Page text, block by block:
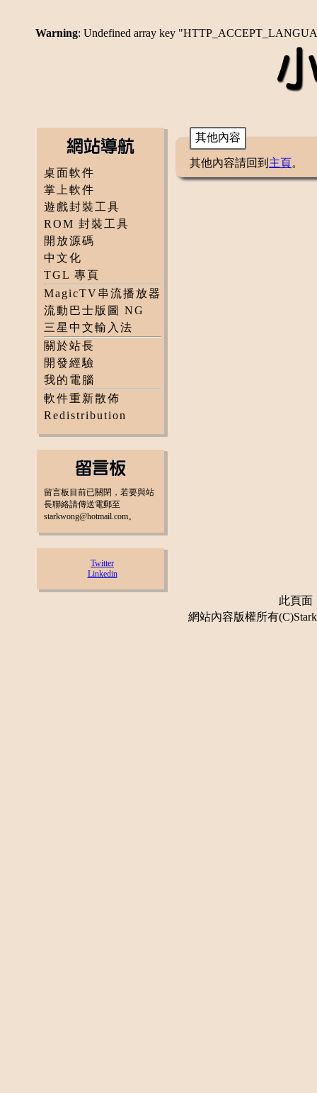
Warning: Undefined array key
桌面軟件
掌上軟件
遊戲封裝工具
ROM 封裝工具
開放源碼
中文化
TGL 專頁
MagicTV串流播放器
流動巴士版圖 NG
三星中文輸入法
關於站長
開發經驗
我的電腦
軟件重新散佈
Redistribution
留言板目前已關閉，若要與站
長聯絡請傳送電郵至
starkwong@hotmail.com。
Twitter
Linkedin
其他內容
其他內容請回到 主頁。
此頁面
網站內容版權所有